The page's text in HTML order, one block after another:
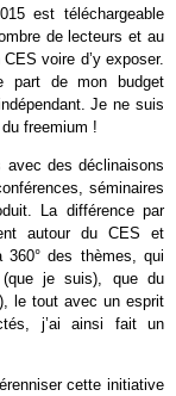
est téléchargeable
de lecteurs et au
voire d’y exposer.
part de mon budget
Je ne suis
freemium !
avec des déclinaisons
séminaires
La différence par
autour du CES et
des thèmes, qui
(que je suis), que du
le tout avec un esprit
j’ai ainsi fait un
cette initiative